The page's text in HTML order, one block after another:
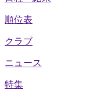
順位表
クラブ
ニュース
特集